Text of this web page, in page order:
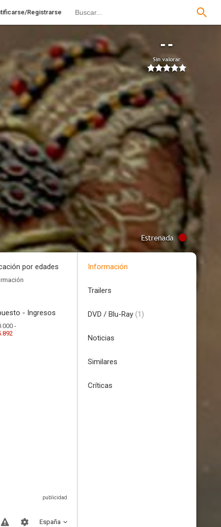
Registrarse
--
Sin valorar
Estrenada
por edades
- Ingresos
-
España
Información
Trailers
DVD / Blu-Ray (1)
Noticias
Similares
Críticas